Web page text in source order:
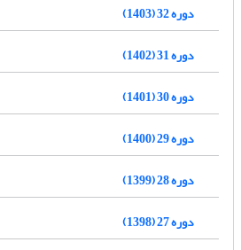
دوره 32 (1403)
دوره 31 (1402)
دوره 30 (1401)
دوره 29 (1400)
دوره 28 (1399)
دوره 27 (1398)